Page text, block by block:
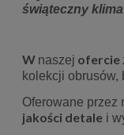
świąteczny
W naszej ofercie
kolekcji obrusów,
Oferowane przez
jakości detale i